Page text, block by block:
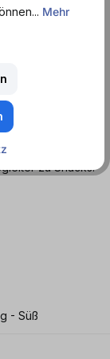
besten?
zu Snacks.
- Süß
Mehr